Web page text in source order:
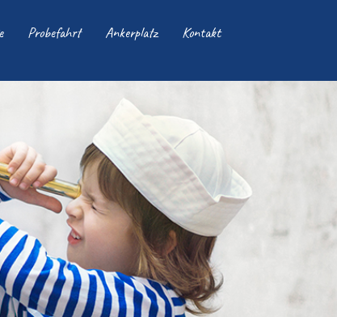
Probefahrt Ankerplatz Kontakt